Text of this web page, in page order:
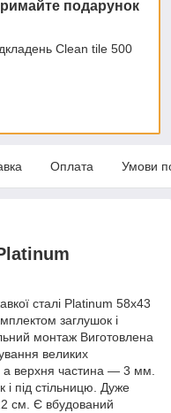
подарунок
Clean tile 500
Оплата Умови
сталі Platinum 58х43
заглушок і
монтаж Виготовлена
великих
верхня частина — 3 мм.
і під стільницю. Дуже
см. Є вбудований